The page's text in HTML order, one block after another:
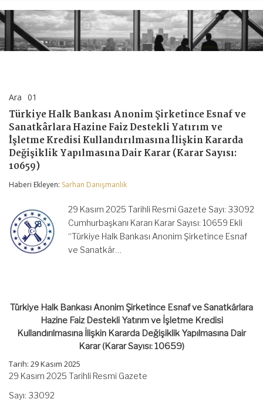
Ara 01
Bankası
Anonim
Şirketince
Esnaf
ve
Faiz
Yatırım
ve
İşletme
Kredisi
Kullandırılmasına
Karar
(Karar
Sayısı:
10659)
Türkiye Halk Bankası Anonim Şirketince Esnaf ve
Sanatkârlara Hazine Faiz Destekli Yatırım ve
İşletme Kredisi Kullandırılmasına İlişkin Kararda
Değişiklik Yapılmasına Dair Karar (Karar Sayısı:
10659)
Haberi Ekleyen: Sarhan Danışmanlık
29 Kasım 2025 Tarihli Resmi Gazete Sayı: 33092
Cumhurbaşkanı Kararı Karar Sayısı: 10659 Ekli
“Türkiye Halk Bankası Anonim Şirketince Esnaf
ve Sanatkâr…
Türkiye Halk Bankası Anonim Şirketince Esnaf ve Sanatkârlara
Hazine Faiz Destekli Yatırım ve İşletme Kredisi
Kullandırılmasına İlişkin Kararda Değişiklik Yapılmasına Dair
Karar (Karar Sayısı: 10659)
Tarih: 29 Kasım 2025
29 Kasım 2025 Tarihli Resmi Gazete
Sayı: 33092